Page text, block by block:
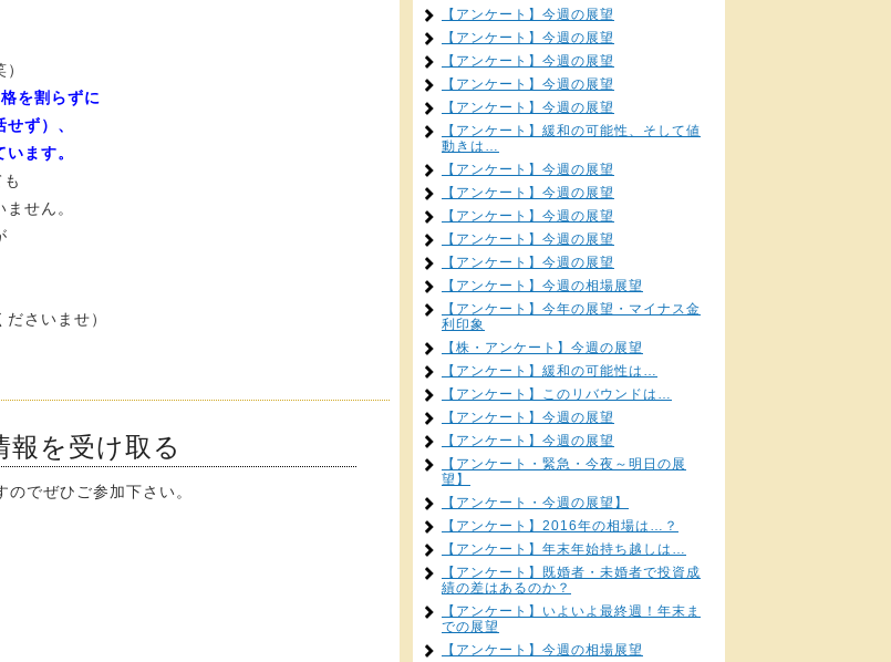
を割らずに
ず）、
ます。
せん。
さいませ）
を受け取る
でぜひご参加下さい。
【アンケート】今週の展望
【アンケート】今週の展望
【アンケート】今週の展望
【アンケート】今週の展望
【アンケート】今週の展望
【アンケート】緩和の可能性、そして値
動きは…
【アンケート】今週の展望
【アンケート】今週の展望
【アンケート】今週の展望
【アンケート】今週の展望
【アンケート】今週の展望
【アンケート】今週の相場展望
【アンケート】今年の展望・マイナス金
利印象
【株・アンケート】今週の展望
【アンケート】緩和の可能性は…
【アンケート】このリバウンドは…
【アンケート】今週の展望
【アンケート】今週の展望
【アンケート・緊急・今夜～明日の展
望】
【アンケート・今週の展望】
【アンケート】2016年の相場は…？
【アンケート】年末年始持ち越しは…
【アンケート】既婚者・未婚者で投資成
績の差はあるのか？
【アンケート】いよいよ最終週！年末ま
での展望
【アンケート】今週の相場展望